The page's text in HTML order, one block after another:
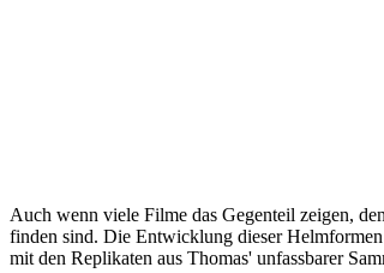
Auch wenn viele Filme das Gegenteil zeigen,
finden sind. Die Entwicklung dieser
mit den Replikaten aus Thomas' unfassbarer